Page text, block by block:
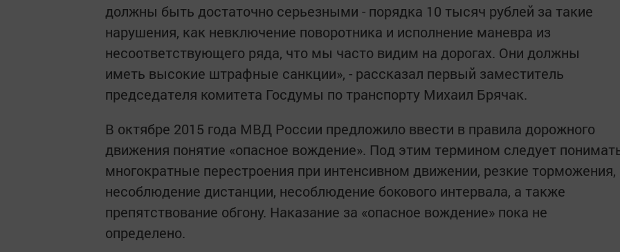
должны быть достаточно серьезными - порядка 10 тысяч рублей за такие
нарушения, как невключение поворотника и исполнение маневра из
несоответствующего ряда, что мы часто видим на дорогах. Они должны
иметь высокие штрафные санкции», - рассказал первый заместитель
председателя комитета Госдумы по транспорту Михаил Брячак.
В октябре 2015 года МВД России предложило ввести в правила дорожного
движения понятие «опасное вождение». Под этим термином следует
многократные перестроения при интенсивном движении, резкие торможения,
несоблюдение дистанции, несоблюдение бокового интервала, а также
препятствование обгону. Наказание за «опасное вождение» пока не
определено.